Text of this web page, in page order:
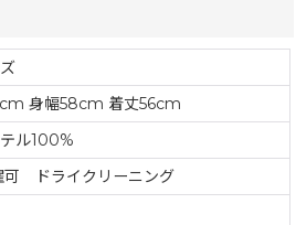
身幅58cm 着丈56cm
ル100%
可 ドライクリーニング